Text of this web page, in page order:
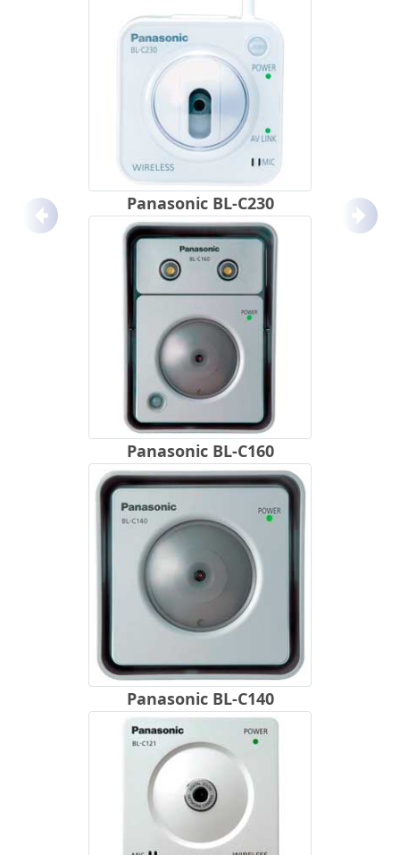
Panasonic BL-C230
Panasonic BL-C160
Panasonic BL-C140
Anterior